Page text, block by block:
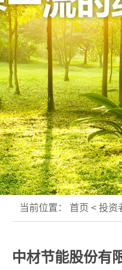
当前位置： 首页 < 投资
中材节能股份有